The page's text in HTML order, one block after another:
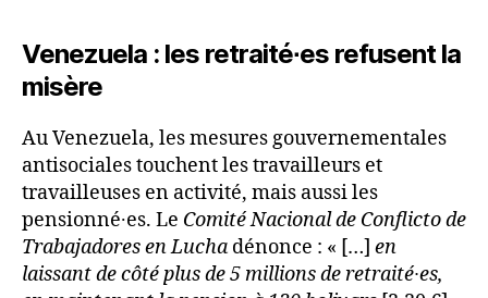
Venezuela : les retraité∙es refusent la
misère
Au Venezuela, les mesures gouvernementales
antisociales touchent les travailleurs et
travailleuses en activité, mais aussi les
pensionné∙es. Le Comité Nacional de Conflicto de
Trabajadores en Lucha dénonce : « […] en
laissant de côté plus de 5 millions de retraité∙es,